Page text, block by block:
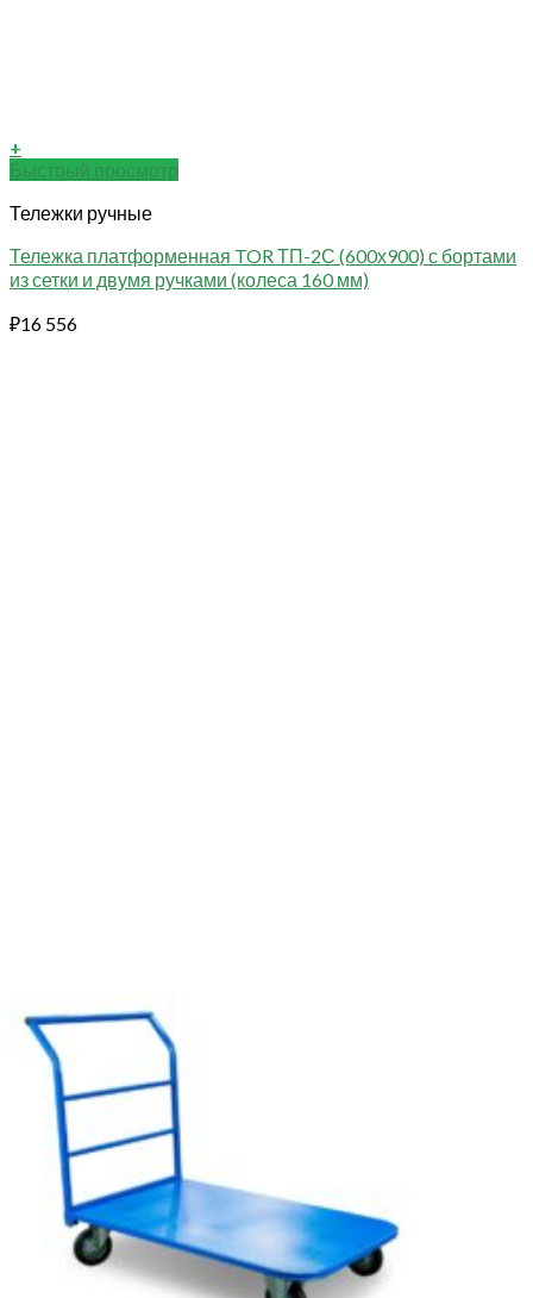
+
Быстрый просмотр
Тележки ручные
Тележка платформенная TOR ТП-2С (600х900) с бортами
из сетки и двумя ручками (колеса 160 мм)
₽16 556